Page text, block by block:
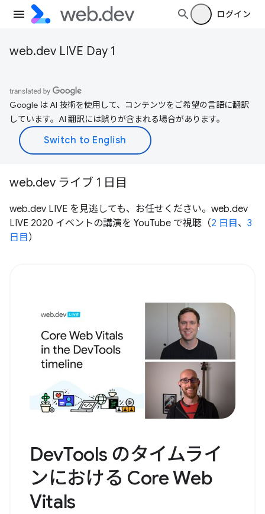
ログイン
web.dev LIVE Day 1
Google は AI 技術を使用して、コンテンツをご希望の言語に翻訳
しています。AI 翻訳には誤りが含まれる場合があります。
web.dev ライブ 1 日目
web.dev LIVE を見逃しても、お任せください。web.dev
LIVE 2020 イベントの講演を YouTube で視聴（2 日目 、 3
日目 ）
DevTools のタイムライ
ンにおける Core Web
Vitals